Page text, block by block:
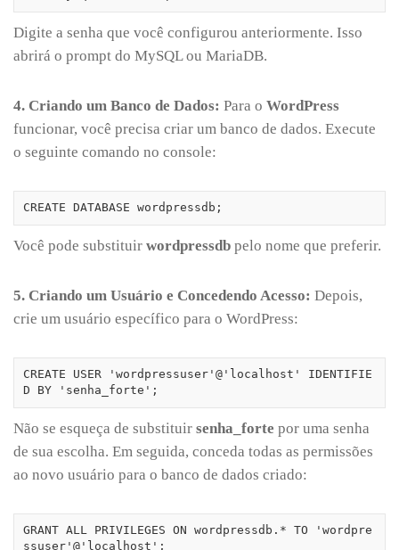
Digite a senha que você configurou anteriormente. Isso
abrirá o prompt do MySQL ou MariaDB.
4. Criando um Banco de Dados: Para o WordPress
funcionar, você precisa criar um banco de dados. Execute
o seguinte comando no console:
CREATE DATABASE wordpressdb;
Você pode substituir wordpressdb pelo nome que preferir.
5. Criando um Usuário e Concedendo Acesso: Depois,
crie um usuário específico para o WordPress:
CREATE USER 'wordpressuser'@'localhost' IDENTIFIE
D BY 'senha_forte';
Não se esqueça de substituir senha_forte por uma senha
de sua escolha. Em seguida, conceda todas as permissões
ao novo usuário para o banco de dados criado:
GRANT ALL PRIVILEGES ON wordpressdb.* TO 'wordpre
ssuser'@'localhost';